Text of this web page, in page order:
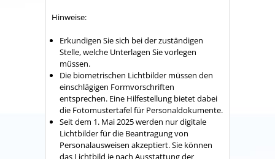
Hinweise:
Erkundigen Sie sich bei der zuständigen
Stelle, welche Unterlagen Sie vorlegen
müssen.
Die biometrischen Lichtbilder müssen den
einschlägigen Formvorschriften
entsprechen. Eine Hilfestellung bietet dabei
die Fotomustertafel für Personaldokumente.
Seit dem 1. Mai 2025 werden nur digitale
Lichtbilder für die Beantragung von
Personalausweisen akzeptiert. Sie können
das Lichtbild je nach Ausstattung der